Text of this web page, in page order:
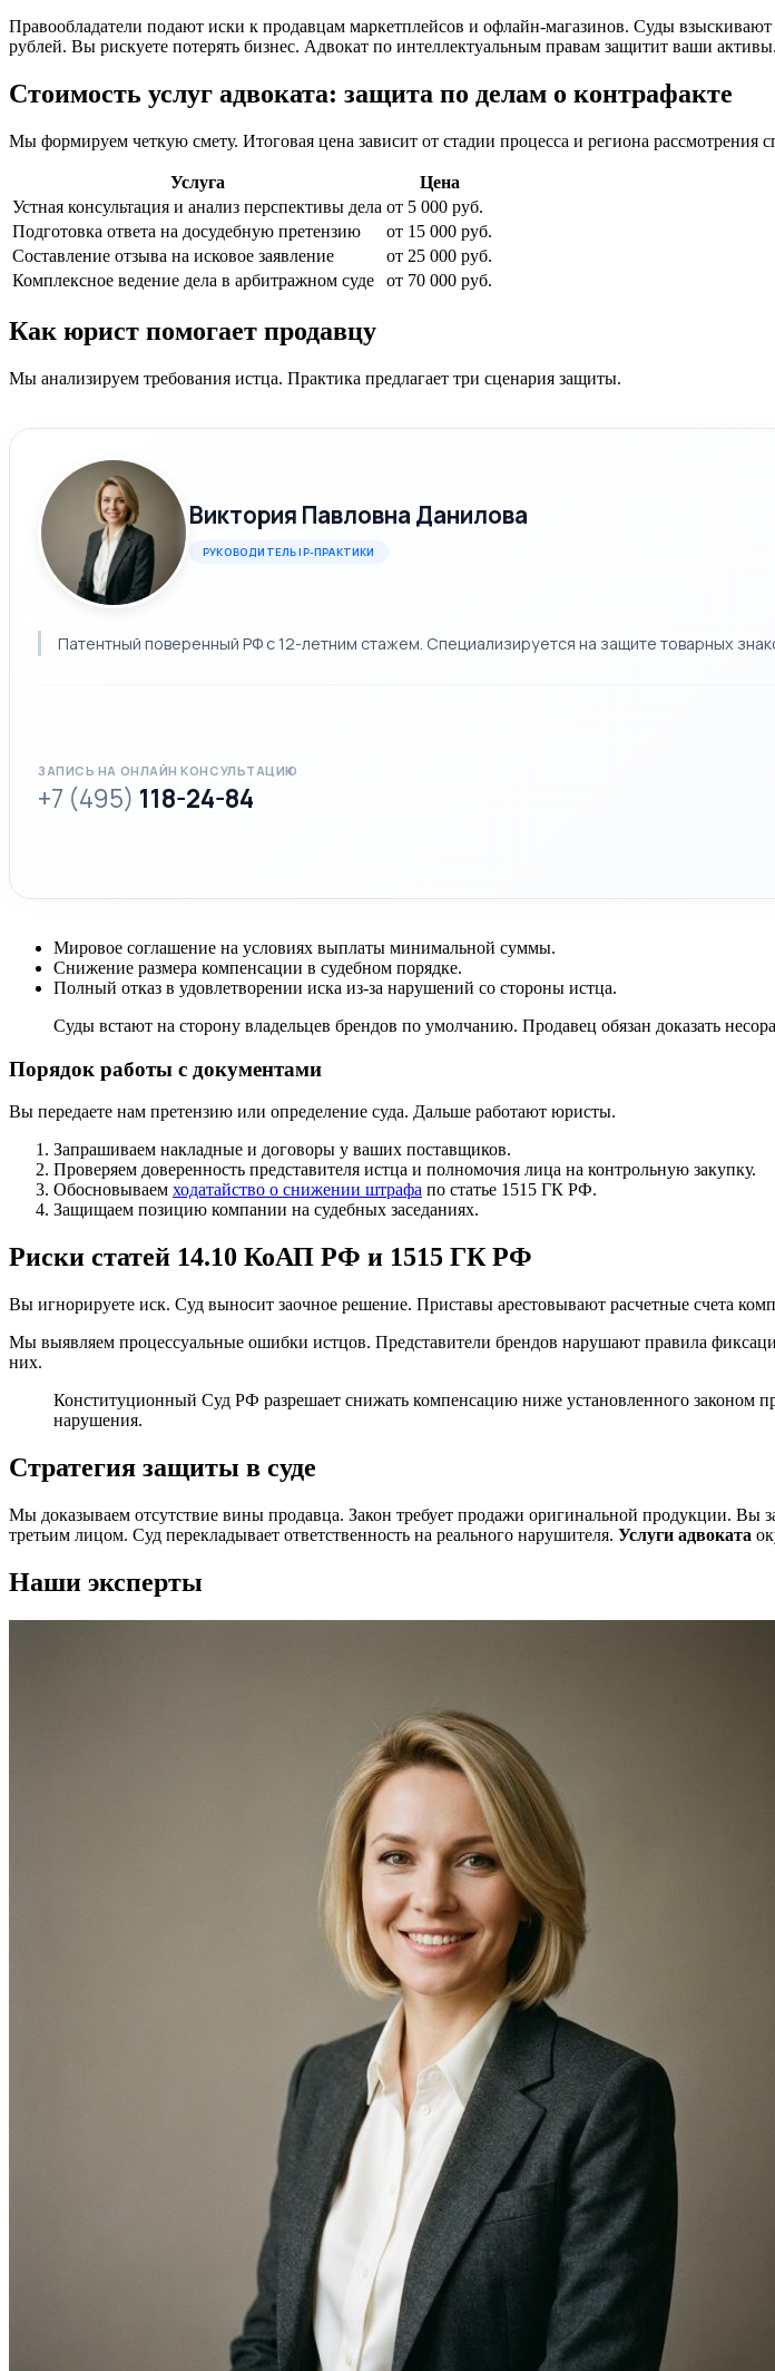
Правообладатели подают иски к продавцам маркетплейсов и офлайн-магазинов. Суды
рублей. Вы рискуете потерять бизнес. Адвокат по интеллектуальным правам защитит ваши
Стоимость услуг адвоката: защита по делам о контрафакте
Мы формируем четкую смету. Итоговая цена зависит от стадии процесса и региона рассмотрения
Услуга
Цена
Устная консультация и анализ перспективы дела от 5 000 руб.
Подготовка ответа на досудебную претензию
от 15 000 руб.
Составление отзыва на исковое заявление
от 25 000 руб.
Комплексное ведение дела в арбитражном суде
от 70 000 руб.
Как юрист помогает продавцу
Мы анализируем требования истца. Практика предлагает три сценария защиты.
Виктория Павловна Данилова
РУКОВОДИТЕЛЬ IP-ПРАКТИКИ
Патентный поверенный РФ с 12-летним стажем. Специализируется на защите товарных
ЗАПИСЬ НА ОНЛАЙН КОНСУЛЬТАЦИЮ
+7 (495) 118-24-84
Мировое соглашение на условиях выплаты минимальной суммы.
Снижение размера компенсации в судебном порядке.
Полный отказ в удовлетворении иска из-за нарушений со стороны истца.
Суды встают на сторону владельцев брендов по умолчанию. Продавец обязан доказать
Порядок работы с документами
Вы передаете нам претензию или определение суда. Дальше работают юристы.
Запрашиваем накладные и договоры у ваших поставщиков.
Проверяем доверенность представителя истца и полномочия лица на контрольную закупку.
Обосновываем ходатайство о снижении штрафа по статье 1515 ГК РФ.
Защищаем позицию компании на судебных заседаниях.
Риски статей 14.10 КоАП РФ и 1515 ГК РФ
Вы игнорируете иск. Суд выносит заочное решение. Приставы арестовывают расчетные счета
Мы выявляем процессуальные ошибки истцов. Представители брендов нарушают правила
них.
Конституционный Суд РФ разрешает снижать компенсацию ниже установленного законом
нарушения.
Стратегия защиты в суде
Мы доказываем отсутствие вины продавца. Закон требует продажи оригинальной продукции.
третьим лицом. Суд перекладывает ответственность на реального нарушителя. Услуги адвоката
Наши эксперты